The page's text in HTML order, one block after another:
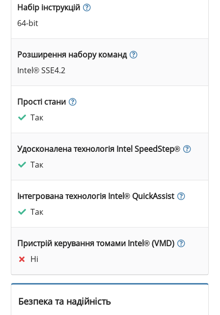
Набір інструкцій
64-bit
Розширення набору команд
Intel® SSE4.2
Прості стани
Так
Удосконалена технологія Intel SpeedStep®
Так
Інтегрована технологія Intel® QuickAssist
Так
Пристрій керування томами Intel® (VMD)
Ні
Безпека та надійність